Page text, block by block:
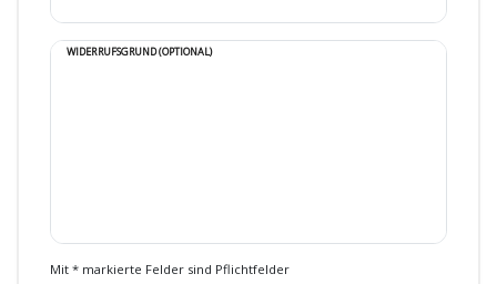
WIDERRUFSGRUND (OPTIONAL)
Mit * markierte Felder sind Pflichtfelder